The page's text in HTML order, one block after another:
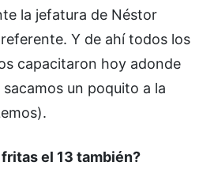
la jefatura de Néstor
Y de ahí todos los
capacitaron hoy adonde
un poquito a la
el 13 también?